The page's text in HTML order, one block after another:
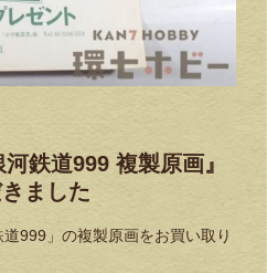
鉄道999 複製原画』
ました
999」の複製原画をお買い取り